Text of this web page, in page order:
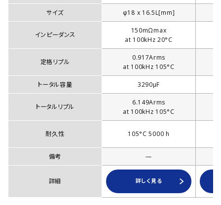
サイズ φ18 x 16.5L[mm]
インピーダンス
150mΩmax
at 100kHz 20°C
定格リプル
0.917Arms
at 100kHz 105°C
トータル容量 3290µF
トータルリプル
6.149Arms
at 100kHz 105°C
耐久性 105°C 5000 h
備考 —
詳細 詳しく見る